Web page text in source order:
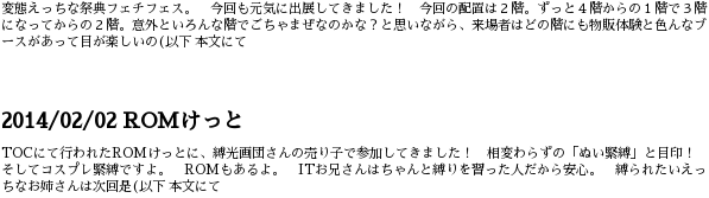
変態えっちな祭典フェチフェス。 今回も元気に出展してきました！ 今回の配置は２階。ずっと４階からの１階で３階
になってからの２階。意外といろんな階でごちゃまぜなのかな？と思いながら、来場者はどの階にも物販体験と色んなブ
ースがあって目が楽しいの(以下 本文にて
2014/02/02 ROMけっと
TOCにて行われたROMけっとに、縛光画団さんの売り子で参加してきました！ 相変わらずの「ぬい緊縛」と目印！
そしてコスプレ緊縛ですよ。 ROMもあるよ。 ITお兄さんはちゃんと縛りを習った人だから安心。 縛られたいえっ
ちなお姉さんは次回是(以下 本文にて